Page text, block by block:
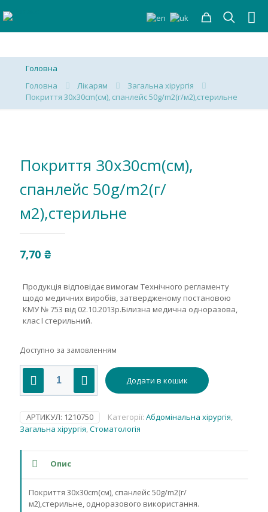
Головна
Головна
Лікарям
Загальна хірургія
Покриття 30х30cm(см), спанлейс 50g/m2(г/м2),стерильне
Покриття 30х30cm(см),
спанлейс 50g/m2(г/
м2),стерильне
7,70 ₴
Продукція відповідає вимогам Технічного регламенту
щодо медичних виробів, затвердженому постановою
КМУ № 753 від 02.10.2013р.Білизна медична одноразова,
клас І стерильний.
Доступно за замовленням
Покриття
30х30cm(см),
спанлейс
м2),стерильне
кількість
Додати в кошик
АРТИКУЛ: 1210750 Категорії: Абдомінальна хірургія,
Загальна хірургія,Стоматологія
Опис
Покриття 30х30cm(см), спанлейс 50g/m2(г/
м2),стерильне, одноразового використання.